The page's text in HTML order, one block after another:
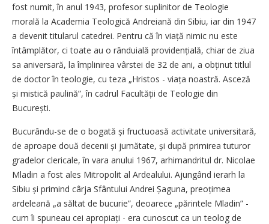
fost numit, în anul 1943, profesor suplinitor de Teologie
morală la Academia Teologică Andreiană din Sibiu, iar din 1947
a devenit titularul catedrei. Pentru că în viață nimic nu este
întâmplător, ci toate au o rânduială providențială, chiar de ziua
sa aniversară, la împlinirea vârstei de 32 de ani, a obținut titlul
de doctor în teologie, cu teza „Hristos - viața noastră. Asceză
și mistică paulină”, în cadrul Facultății de Teologie din
București.
Bucurându-se de o bogată și fructuoasă activitate universitară,
de aproape două decenii și jumătate, și după primirea tuturor
gradelor clericale, în vara anului 1967, arhimandritul dr. Nicolae
Mladin a fost ales Mitropolit al Ardealului. Ajungând ierarh la
Sibiu și primind cârja Sfântului Andrei Șaguna, preoțimea
ardeleană „a săltat de bucurie”, deoarece „părintele Mla­din” -
cum îi spuneau cei apropiați - era cunoscut ca un teolog de